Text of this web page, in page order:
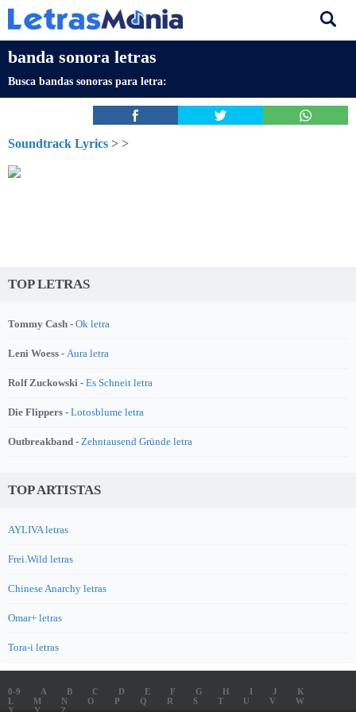
banda sonora letras
Busca bandas sonoras para letra:
Soundtrack Lyrics > >
TOP LETRAS
Tommy Cash - Ok letra
Leni Woess - Aura letra
Rolf Zuckowski - Es Schneit letra
Die Flippers - Lotosblume letra
Outbreakband - Zehntausend Gründe letra
TOP ARTISTAS
AYLIVA letras
Frei.Wild letras
Chinese Anarchy letras
Omar+ letras
Tora-i letras
0-9 A B C D E F G H I J
K
L
M N O P Q R S T U V
W